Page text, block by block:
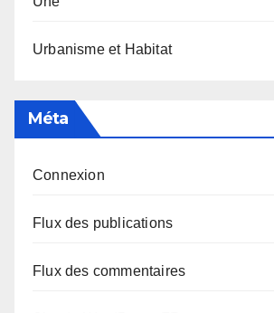
Urbanisme et Habitat
Méta
Connexion
Flux des publications
Flux des commentaires